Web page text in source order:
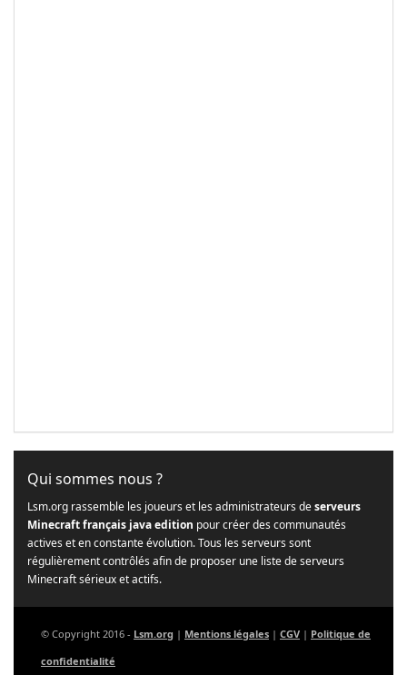
Qui sommes nous ?
Lsm.org rassemble les joueurs et les administrateurs deserveurs
Minecraft français java edition pour créer des communautés
actives et en constante évolution. Tous les serveurs sont
régulièrement contrôlés afin de proposer une liste de serveurs
Minecraft sérieux et actifs.
© Copyright 2016 - Lsm.org | Mentions légales | CGV | Politique de
confidentialité